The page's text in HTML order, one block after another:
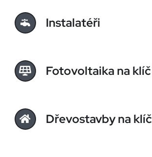
Instalatéři
Fotovoltaika na klíč
Dřevostavby na klíč